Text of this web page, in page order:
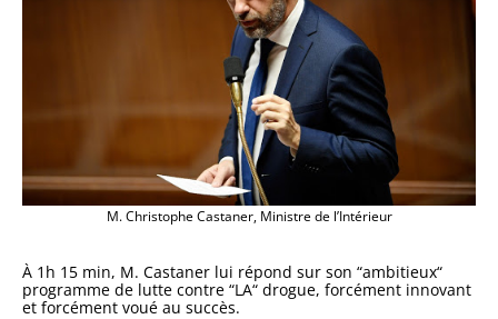
M. Christophe Castaner, Ministre de l’Intérieur
À 1h 15 min, M. Castaner lui répond sur son “ambitieux“
programme de lutte contre “LA“ drogue, forcément innovant
et forcément voué au succès.